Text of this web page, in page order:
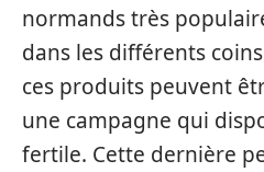
normands très
dans les différents
ces produits peuvent
une campagne qui
fertile. Cette dernière